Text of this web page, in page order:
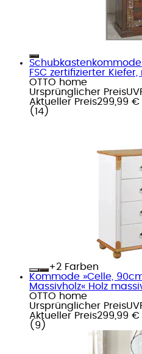
Schubkastenkommode
FSC zertifizierter
OTTO home
Ursprünglicher Preis
Aktueller Preis299,99 €
( 14 )
+
Farben
Kommode »Celle,
Massivholz« Holz
OTTO home
Ursprünglicher Preis
Aktueller Preis299,99 €
( 9 )